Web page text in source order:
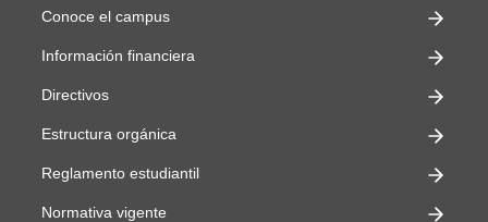
Conoce el campus
Información financiera
Directivos
Estructura orgánica
Reglamento estudiantil
Normativa vigente